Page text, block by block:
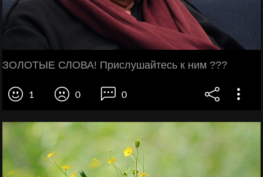
ЗОЛОТЫЕ СЛОВА! Прислушайтесь к ним ???
1 0 0